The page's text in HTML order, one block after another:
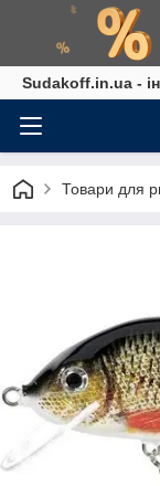
Sudakoff.in.ua -
Товари для